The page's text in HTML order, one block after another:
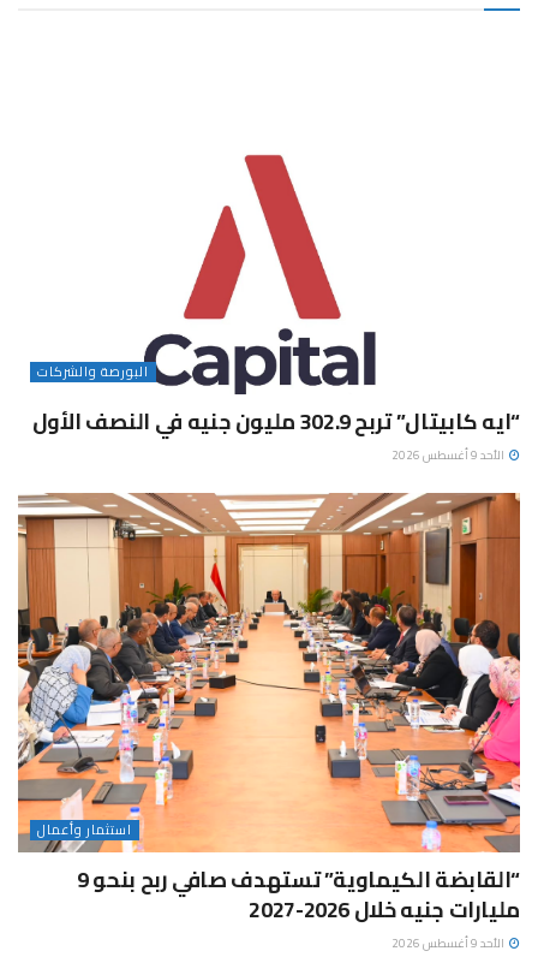
البورصة والشركات
“ايه كابيتال” تربح 302.9 مليون جنيه في النصف الأول
الأحد 9 أغسطس 2026
استثمار وأعمال
“القابضة الكيماوية” تستهدف صافي ربح بنحو 9
مليارات جنيه خلال 2026-2027
الأحد 9 أغسطس 2026